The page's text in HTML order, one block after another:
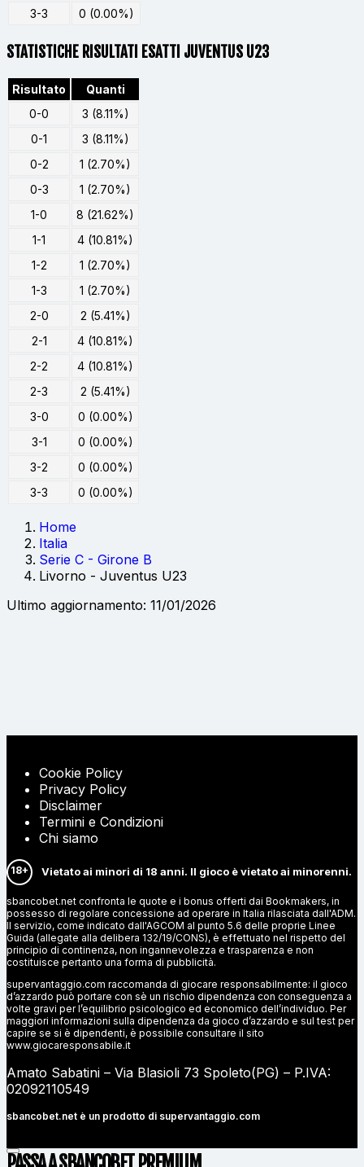
3-3
0 (0.00%)
STATISTICHE RISULTATI ESATTI JUVENTUS U23
Risultato
Quanti
0-0
3 (8.11%)
0-1
3 (8.11%)
0-2
1 (2.70%)
0-3
1 (2.70%)
1-0
8 (21.62%)
1-1
4 (10.81%)
1-2
1 (2.70%)
1-3
1 (2.70%)
2-0
2 (5.41%)
2-1
4 (10.81%)
2-2
4 (10.81%)
2-3
2 (5.41%)
3-0
0 (0.00%)
3-1
0 (0.00%)
3-2
0 (0.00%)
3-3
0 (0.00%)
Home
Italia
Serie C - Girone B
Livorno - Juventus U23
Ultimo aggiornamento: 11/01/2026
Cookie Policy
Privacy Policy
Disclaimer
Termini e Condizioni
Chi siamo
18+ Vietato ai minori di 18 anni. Il gioco è vietato ai minorenni.
sbancobet.net confronta le quote e i bonus offerti dai Bookmakers, in
possesso di regolare concessione ad operare in Italia rilasciata dall'ADM.
Il servizio, come indicato dall'AGCOM al punto 5.6 delle proprie Linee
Guida (allegate alla delibera 132/19/CONS), è effettuato nel rispetto del
principio di continenza, non ingannevolezza e trasparenza e non
costituisce pertanto una forma di pubblicità.
supervantaggio.com raccomanda di giocare responsabilmente: il gioco
d’azzardo può portare con sè un rischio dipendenza con conseguenza a
volte gravi per l’equilibrio psicologico ed economico dell’individuo. Per
maggiori informazioni sulla dipendenza da gioco d’azzardo e sul test per
capire se si è dipendenti, è possibile consultare il sito
www.giocaresponsabile.it
Amato Sabatini – Via Blasioli 73 Spoleto(PG) – P.IVA:
02092110549
sbancobet.net è un prodotto di supervantaggio.com